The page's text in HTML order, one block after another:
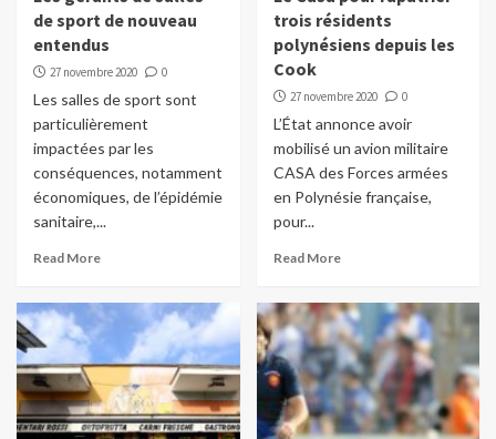
de sport de nouveau
entendus
27 novembre 2020 0
Les salles de sport sont
particulièrement
impactées par les
conséquences, notamment
économiques, de l’épidémie
sanitaire,...
Read More
trois résidents
polynésiens depuis les
Cook
27 novembre 2020 0
L’État annonce avoir
mobilisé un avion militaire
CASA des Forces armées
en Polynésie française,
pour...
Read More